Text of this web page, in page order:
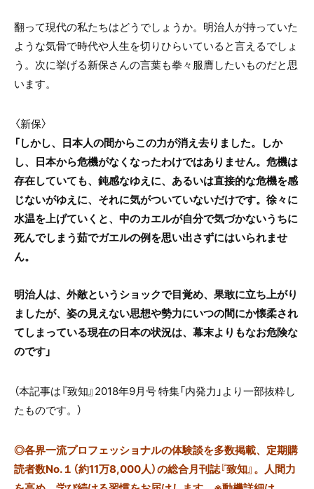
翻って現代の私たちはどうでしょうか。明治人が持っていた
ような気骨で時代や人生を切りひらいていると言えるでしょ
う。次に挙げる新保さんの言葉も拳々服膺したいものだと思
います。
〈新保〉
「しかし、日本人の間からこの力が消え去りました。しか
し、日本から危機がなくなったわけではありません。危機は
存在していても、鈍感なゆえに、あるいは直接的な危機を感
じないがゆえに、それに気がついていないだけです。徐々に
水温を上げていくと、中のカエルが自分で気づかないうちに
死んでしまう茹でガエルの例を思い出さずにはいられませ
ん。
明治人は、外敵というショックで目覚め、果敢に立ち上がり
ましたが、姿の見えない思想や勢力にいつの間にか懐柔され
てしまっている現在の日本の状況は、幕末よりもなお危険な
のです」
（本記事は『致知』2018年9月号 特集「内発力」より一部抜粋し
たものです。）
◎各界一流プロフェッショナルの体験談を多数掲載、定期購
読者数No.１（約11万8,000人）の総合月刊誌『致知』。人間力